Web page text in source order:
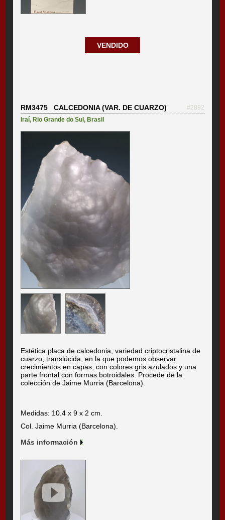
VENDIDO
RM3475 CALCEDONIA (VAR. DE CUARZO)
#2892
Iraí,Rio Grande do Sul,Brasil
Estética placa de calcedonia, variedad criptocristalina de
cuarzo, translúcida, en la que podemos observar
crecimientos en capas, con colores gris azulados y una
parte frontal con formas botroidales. Procede de la
colección de Jaime Murria (Barcelona).
Medidas: 10.4 x 9 x 2 cm.
Col. Jaime Murria (Barcelona).
Más información